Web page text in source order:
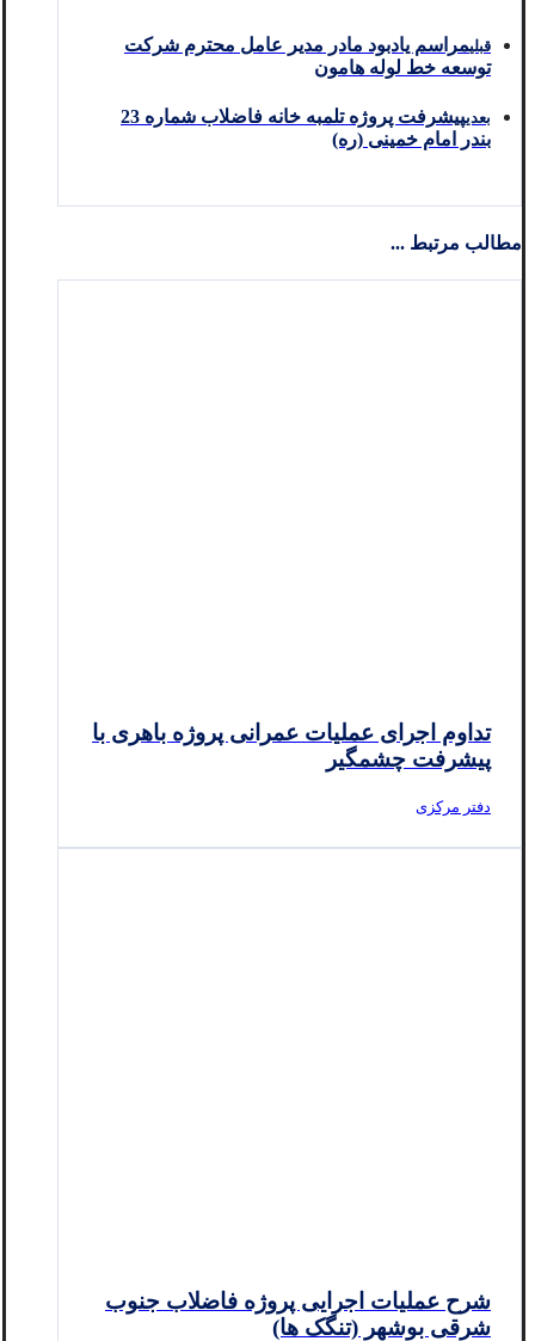
قبلیمراسم یادبود مادر مدیر عامل محترم شرکت
توسعه خط لوله هامون
بعدی
پیشرفت پروژه تلمبه خانه فاضلاب شماره 23
بندر امام خمینی (ره)
مطالب مرتبط ...
تداوم اجرای عملیات عمرانی پروژه باهری با
پیشرفت چشمگیر
دفتر مرکزی
شرح عملیات اجرایی پروژه فاضلاب جنوب
شرقی بوشهر (تنگک ها)